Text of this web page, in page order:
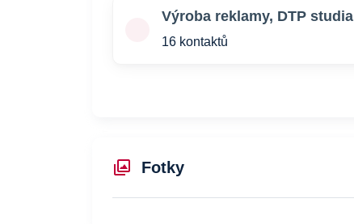
Výroba reklamy, DTP studia
16 kontaktů
Fotky